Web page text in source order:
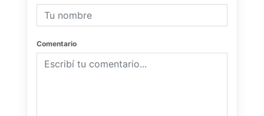
Comentario